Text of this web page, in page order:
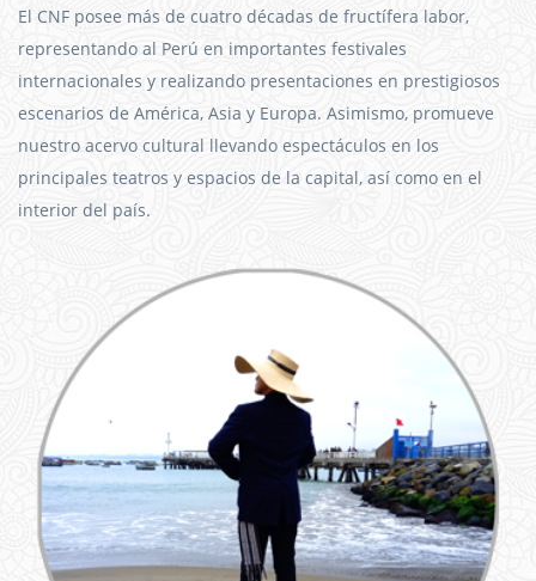
El CNF posee más de cuatro décadas de fructífera labor,
representando al Perú en importantes festivales
internacionales y realizando presentaciones en prestigiosos
escenarios de América, Asia y Europa. Asimismo, promueve
nuestro acervo cultural llevando espectáculos en los
principales teatros y espacios de la capital, así como en el
interior del país.